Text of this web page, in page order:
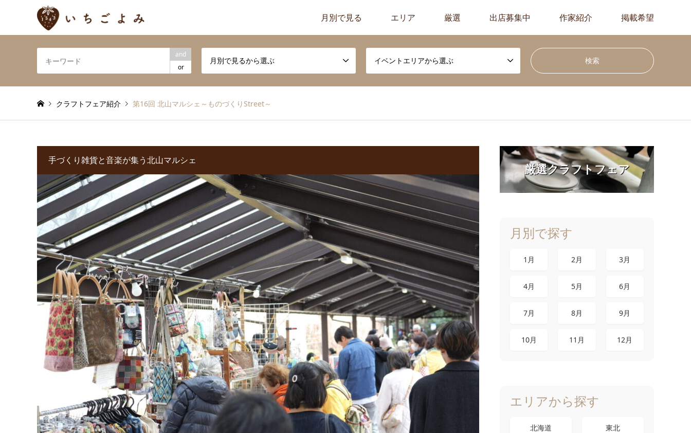
月別で見る エリア 厳選 出店募集中 作家紹介 掲載希望
and
or
月別で見るから選ぶ イベントエリアから選ぶ
クラフトフェア紹介 第16回 北山マルシェ～ものづくりStreet～
手づくり雑貨と音楽が集う北山マルシェ
厳選クラフトフェア
月別で探す
1月 2月 3月
4月 5月 6月
7月 8月 9月
10月 11月 12月
エリアから探す
北海道 東北